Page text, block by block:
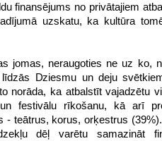
finansējums no privātajiem
uzskatu, ka kultūra
jomas, neraugoties ne uz ko,
Dziesmu un deju
norāda, ka atbalstīt vajadzētu
festivālu rīkošanu, kā arī
- teātrus, korus, orķestrus
dēļ varētu samazināt